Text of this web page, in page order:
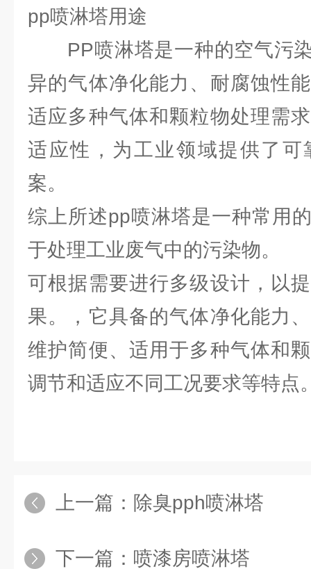
pp喷淋塔用途
PP喷淋塔是一种的空气污染
异的气体净化能力、耐腐蚀性
适应多种气体和颗粒物处理需
适应性，为工业领域提供了可
案。
综上所述pp喷淋塔是一种常用
于处理工业废气中的污染物。
可根据需要进行多级设计，以
果。，它具备的气体净化能力
维护简便、适用于多种气体和
调节和适应不同工况要求等特点
上一篇： 除臭pph喷淋塔
下一篇： 喷漆房喷淋塔